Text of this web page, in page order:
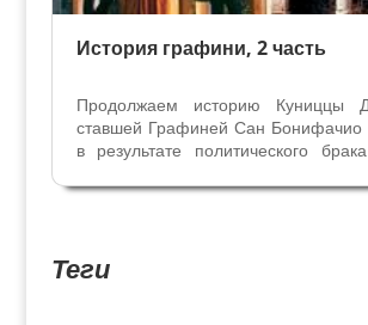
История графини, 2 часть
Продолжаем историю Куниццы
ставшей Графиней Сан Бонифачио
в результате политического
и Да Романо. О Куницце из
Теги